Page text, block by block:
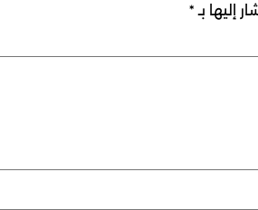
إليها بـ *